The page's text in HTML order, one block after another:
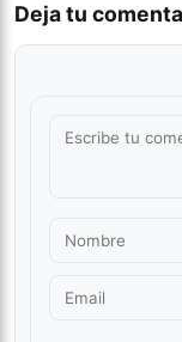
Deja tu